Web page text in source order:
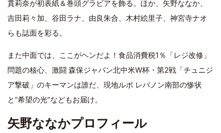
貫莉奈が初表紙＆巻頭グラビアを飾る。ほか、矢野ななか、
吉田莉々加、谷田ラナ、由良朱合、木村絵里子、神宮寺ナオ
らも誌面を彩る。
また中面では、ここがヘンだよ！食品消費税1％「レジ改修」
問題の核心、激闘 森保ジャパン北中米W杯・第2戦「チュニジ
ア撃破」のキーマンは誰だ、現地ルポ レバノン南部の惨状
と“希望の光”などもお届け。
矢野ななかプロフィール